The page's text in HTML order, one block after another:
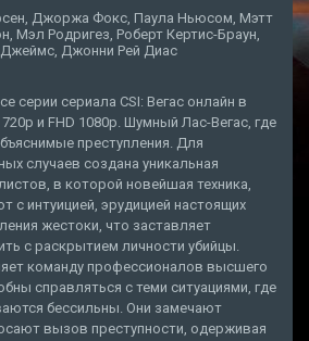
Джоржа Фокс, Паула Ньюсом, Мэтт
Мэл Родригез, Роберт Кертис-Браун,
Джонни Рей Диас
серии сериала CSI: Вегас онлайн в
и FHD 1080p. Шумный Лас-Вегас, где
преступления. Для
случаев создана уникальная
в которой новейшая техника,
с интуицией, эрудицией настоящих
жестоки, что заставляет
с раскрытием личности убийцы.
команду профессионалов высшего
справляться с теми ситуациями, где
бессильны. Они замечают
вызов преступности, одерживая